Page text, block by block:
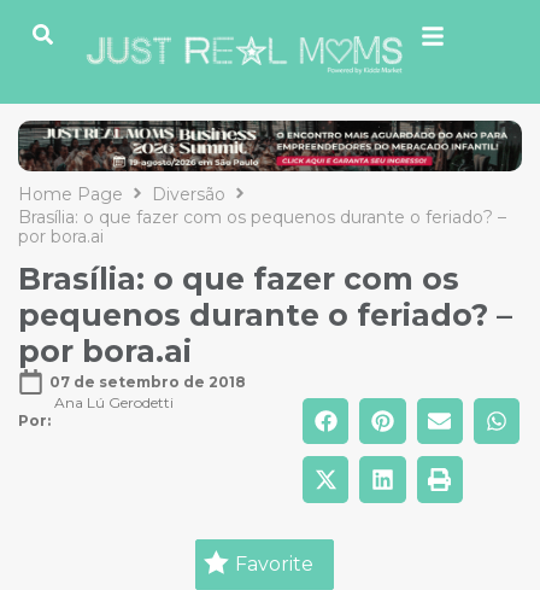
Home Page
Diversão
Brasília: o que fazer com os pequenos durante o feriado? –
por bora.ai
Brasília: o que fazer com os
pequenos durante o feriado? –
por bora.ai
07 de setembro de 2018
Por:
Ana Lú Gerodetti
Favorite